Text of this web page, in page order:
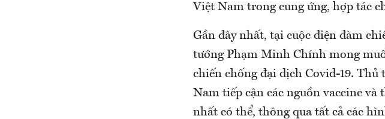
Việt Nam trong cung ứng, hợp tác
Gần đây nhất, tại cuộc điện đàm
tướng Phạm Minh Chính mong
chiến chống đại dịch Covid-19.
Nam tiếp cận các nguồn vaccine
nhất có thể, thông qua tất cả các